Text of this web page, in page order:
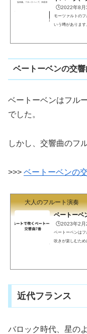
🕒️2022年8月
モーツァルトのフ
いう噂がありま
す。フルートの
のときの作曲と伝
ベートーベンの交響
ベートーベンはフル
でした。
しかし、交響曲のフ
>>> ベートーベンの
大人のフルート演奏
ベートーベ
🕒️2023年2月
ベートーベンはフ
吹きが楽しむた
曲多数です。録
近代フランス
バロック時代、星の